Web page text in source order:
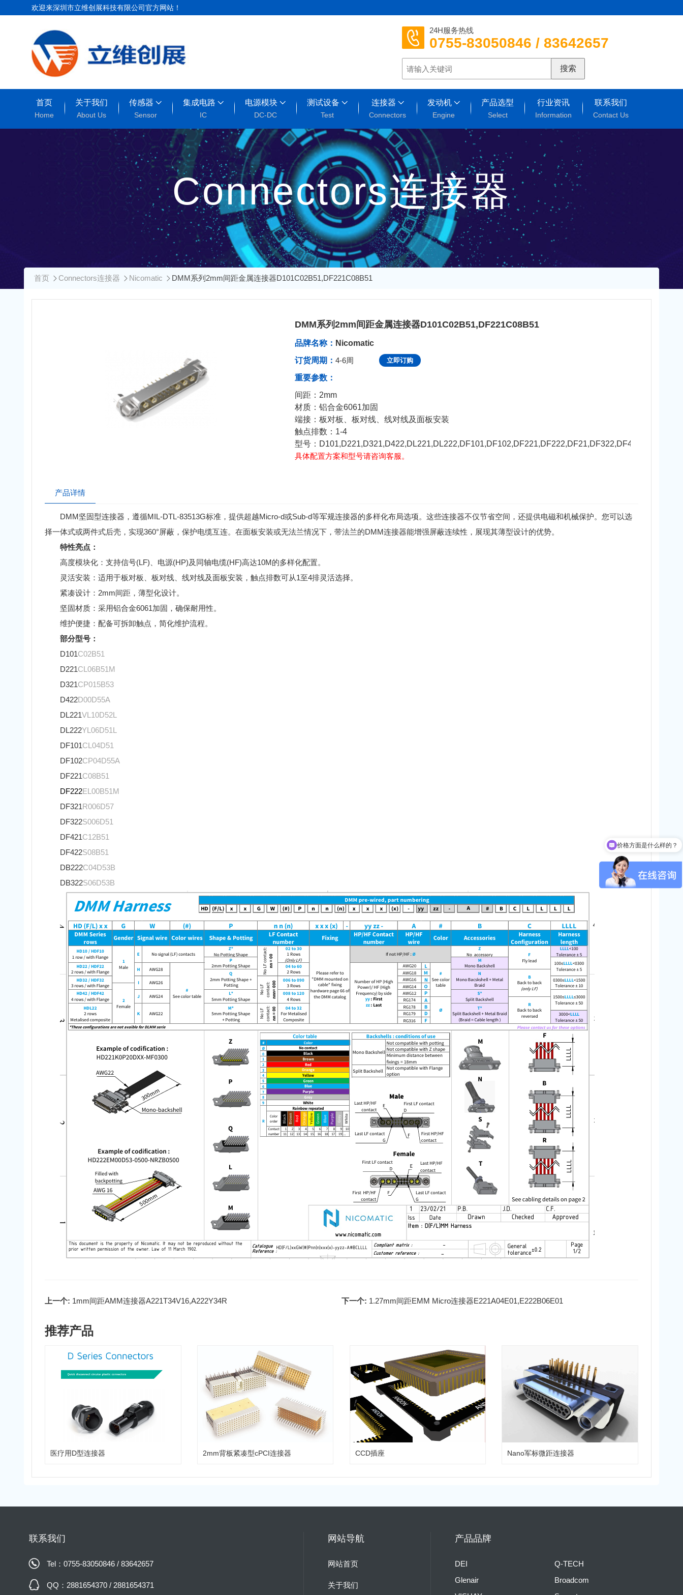
欢迎来深圳市立维创展科技有限公司官方网站！
24H服务热线
0755-83050846 / 83642657
搜索
首页
Home
关于我们
About Us
传感器
Sensor
集成电路
IC
电源模块
DC-DC
测试设备
Test
连接器
Connectors
发动机
Engine
产品选型
Select
行业资讯
Information
联系我们
Contact Us
Connectors连接器
首页 Connectors连接器 Nicomatic DMM系列2mm间距金属连接器D101C02B51,DF221C08B51
DMM系列2mm间距金属连接器D101C02B51,DF221C08B51
发布于：2024-07-17 09:10:40
品牌名称： Nicomatic
订货周期：4-6周 立即订购
重要参数：
间距：2mm
材质：铝合金6061加固
端接：板对板、板对线、线对线及面板安装
触点排数：1-4
型号：
具体配置方案和型号请咨询客服。
产品详情
DMM坚固型连接器，遵循MIL-DTL-83513G标准，提供超越Micro-d或Sub-d等军规连接器的多样化布局选项。这些连接器不仅节省空间，还提供电磁和机械保护。您可以选
择一体式或两件式后壳，实现360°屏蔽，保护电缆互连。在面板安装或无法兰情况下，带法兰的DMM连接器能增强屏蔽连续性，展现其薄型设计的优势。
特性亮点：
高度模块化：支持信号(LF)、电源(HP)及同轴电缆(HF)高达10M的多样化配置。
灵活安装：适用于板对板、板对线、线对线及面板安装，触点排数可从1至4排灵活选择。
紧凑设计：2mm间距，薄型化设计。
坚固材质：采用铝合金6061加固，确保耐用性。
维护便捷：配备可拆卸触点，简化维护流程。
部分型号：
D101C02B51
D221CL06B51M
D321CP015B53
D422D00D55A
DL221VL10D52L
DL222YL06D51L
DF101CL04D51
DF102CP04D55A
DF221C08B51
DF222EL00B51M
DF321R006D57
DF322S006D51
DF421C12B51
DF422S08B51
DB222C04D53B
DB322S06D53B
上一个: 1mm间距AMM连接器A221T34V16,A222Y34R 下一个: 1.27mm间距EMM Micro连接器E221A04E01,E222B06E01
推荐产品
医疗用D型连接器 2mm背板紧凑型cPCI连接器 CCD插座 Nano军标微距连接器
联系我们
Tel：0755-83050846 / 83642657
QQ：2881654370 / 2881654371
网站导航
网站首页
关于我们
产品品牌
DEI
Glenair
Q-TECH
Broadcom
价格方面是什么样的？